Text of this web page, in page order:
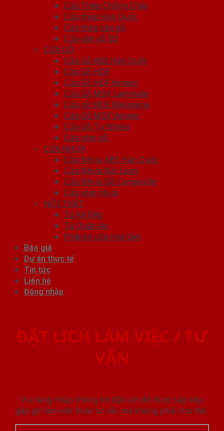
Cửa Thép Chống Cháy
Cửa thép Hàn Quốc
Cửa thép vân gỗ
Cửa vân gỗ 5D
CỬA GỖ
Cửa Gỗ ABS Hàn Quốc
Cửa Gỗ HDF
Cửa Gỗ HDF Veneer
Cửa Gỗ MDF Laminate
Cửa gỗ MDF Melamine
Cửa Gỗ MDF Veneer
Cửa Gỗ Tự Nhiên
Cửa vòm gỗ
CỬA NHỰA
Cửa Nhựa ABS Hàn Quốc
Cửa Nhựa Đài Loan
Cửa Nhựa Gỗ Composite
Cửa vòm nhựa
NỘI THẤT
Tủ Kệ Bếp
Tủ Quần Áo
Phụ kiện cửa nhà tắm
Báo giá
Dự án thực tế
Tin tức
Liên hệ
Đăng nhập
ĐẶT LỊCH LÀM VIỆC / TƯ
VẤN
Vui lòng nhập thông tin đặt lịch để được sắp xếp
gặp gỡ làm việc hoăc tư vấn mà không phải chờ đợi.